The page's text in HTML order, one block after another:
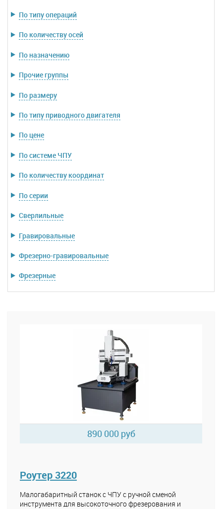
По типу операций
По количеству осей
По назначению
Прочие группы
По размеру
По типу приводного двигателя
По цене
По системе ЧПУ
По количеству координат
По серии
Сверлильные
Гравировальные
Фрезерно-гравировальные
Фрезерные
890 000 руб
Роутер 3220
Малогабаритный станок с ЧПУ с ручной сменой
инструмента для высокоточного фрезерования и